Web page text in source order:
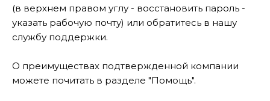
(в верхнем правом углу - восстановить пароль -
указать рабочую почту) или обратитесь в нашу
службу поддержки.
О преимуществах подтвержденной компании
можете почитать в разделе "Помощь".